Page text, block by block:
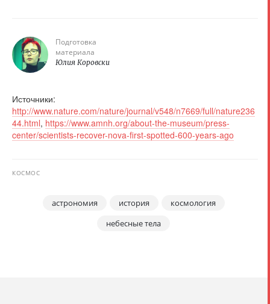
Подготовка
материала
Юлия Коровски
Источники:
http://www.nature.com/nature/journal/v548/n7669/full/nature236
44.html, https://www.amnh.org/about-the-museum/press-
center/scientists-recover-nova-first-spotted-600-years-ago
КОСМОС
астрономия история
космология
небесные тела